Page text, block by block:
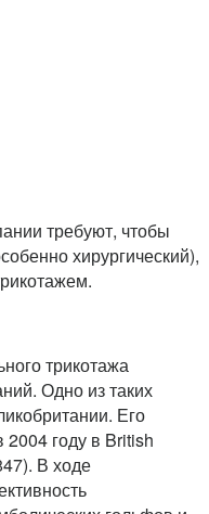
требуют, чтобы
хирургический),
трикотажа
Одно из таких
Его
году в British
В ходе